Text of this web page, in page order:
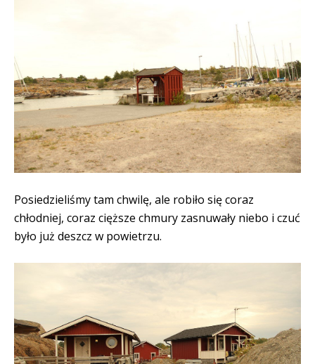
Posiedzieliśmy tam chwilę, ale robiło się coraz
chłodniej, coraz cięższe chmury zasnuwały niebo i czuć
było już deszcz w powietrzu.